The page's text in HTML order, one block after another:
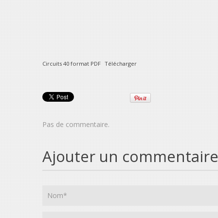
Circuits 40 format PDF Télécharger
Pas de commentaire.
Ajouter un commentaire